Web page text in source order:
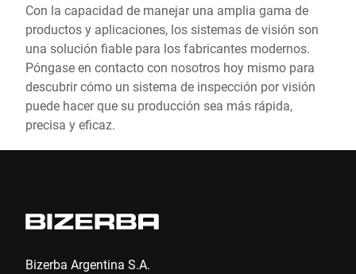
Con la capacidad de manejar una amplia gama de
productos y aplicaciones, los sistemas de visión son
una solución fiable para los fabricantes modernos.
Póngase en contacto con nosotros hoy mismo para
descubrir cómo un sistema de inspección por visión
puede hacer que su producción sea más rápida,
precisa y eficaz.
Bizerba Argentina S.A.